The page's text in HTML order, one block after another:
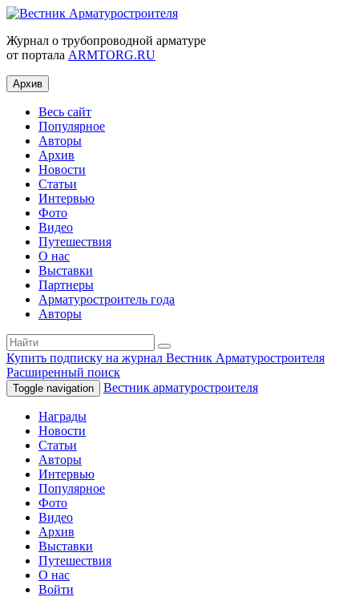
Журнал о трубопроводной арматуре
от портала ARMTORG.RU
Архив
Весь сайт
Популярное
Авторы
Архив
Новости
Статьи
Интервью
Фото
Видео
Путешествия
О нас
Выставки
Партнеры
Арматуростроитель года
Авторы
Купить подписку на журнал Вестник Арматуростроителя
Расширенный поиск
Toggle navigation Вестник арматуростроителя
Награды
Новости
Статьи
Авторы
Интервью
Популярное
Фото
Видео
Архив
Выставки
Путешествия
О нас
Войти